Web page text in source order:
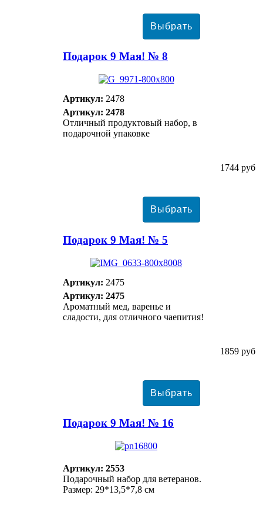
Подарок 9 Мая! № 8
Артикул: 2478
Артикул: 2478
Отличный продуктовый набор, в
подарочной упаковке
1744 руб
Подарок 9 Мая! № 5
Артикул: 2475
Артикул: 2475
Ароматный мед, варенье и
сладости, для отличного чаепития!
1859 руб
Подарок 9 Мая! № 16
Артикул: 2553
Подарочный набор для ветеранов.
Размер: 29*13,5*7,8 см